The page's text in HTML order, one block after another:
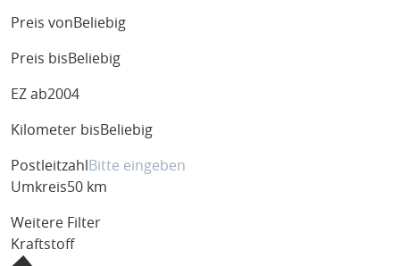
Preis von Beliebig
Preis bis Beliebig
EZ ab2004
Kilometer bis Beliebig
Postleitzahl
Umkreis50 km
Weitere Filter
Kraftstoff